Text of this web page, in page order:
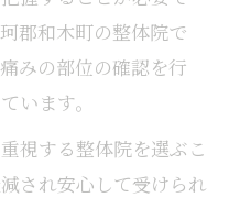
郡和木町の整体院で
みの部位の確認を行
います。
視する整体院を選ぶこ
され安心して受けられ